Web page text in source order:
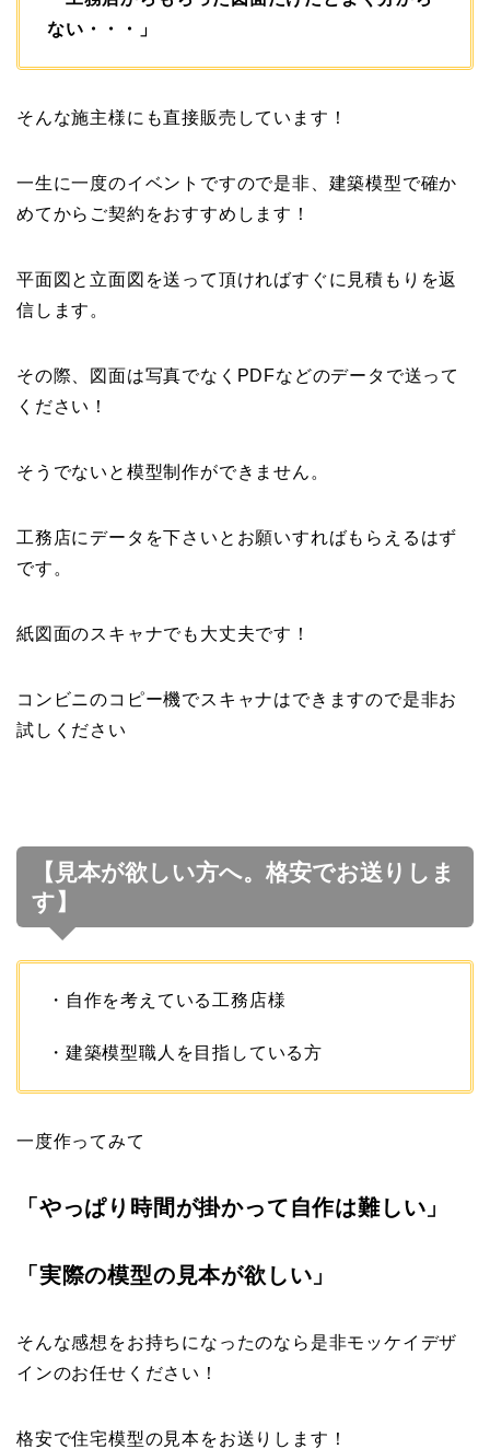
ない・・・」
そんな施主様にも直接販売しています！
一生に一度のイベントですので是非、建築模型で確か
めてからご契約をおすすめします！
平面図と立面図を送って頂ければすぐに見積もりを返
信します。
その際、図面は写真でなくPDFなどのデータで送って
ください！
そうでないと模型制作ができません。
工務店にデータを下さいとお願いすればもらえるはず
です。
紙図面のスキャナでも大丈夫です！
コンビニのコピー機でスキャナはできますので是非お
試しください
【見本が欲しい方へ。格安でお送りしま
す】
・自作を考えている工務店様
・建築模型職人を目指している方
一度作ってみて
「やっぱり時間が掛かって自作は難しい」
「実際の模型の見本が欲しい」
そんな感想をお持ちになったのなら是非モッケイデザ
インのお任せください！
格安で住宅模型の見本をお送りします！